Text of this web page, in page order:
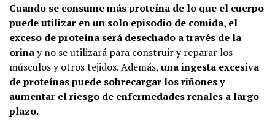
Cuando se consume más proteína de lo que el cuerpo
puede utilizar en un solo episodio de comida, el
exceso de proteína será desechado a través de la
orinay no se utilizará para construir y reparar los
músculos y otros tejidos. Además, una ingesta excesiva
de proteínas puede sobrecargar los riñones y
aumentar el riesgo de enfermedades renales a largo
plazo.